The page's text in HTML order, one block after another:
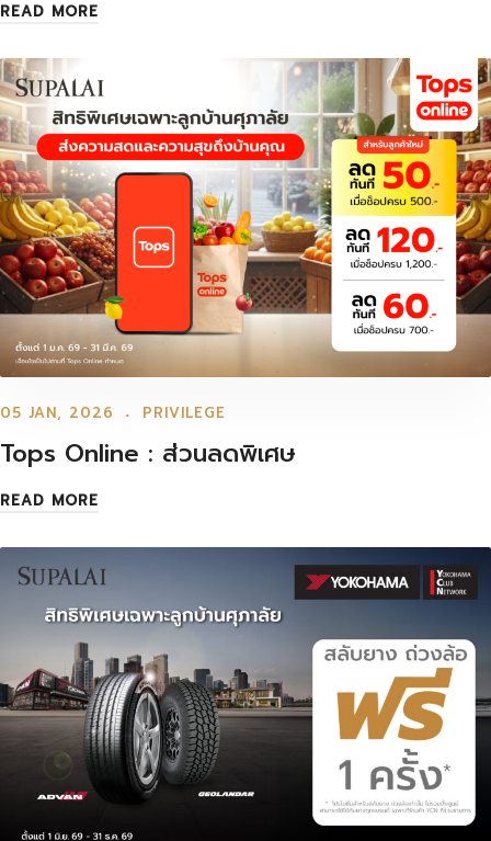
READ MORE
05 JAN, 2026 PRIVILEGE
Tops Online : ส่วนลดพิเศษ
READ MORE